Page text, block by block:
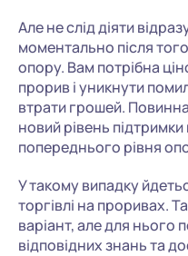
Але не слід діяти
моментально після
опору. Вам потрібна
прорив і уникнути
втрати грошей.
новий рівень
попереднього рівня
У такому випадку
торгівлі на проривах.
варіант, але для нього
відповідних знань та